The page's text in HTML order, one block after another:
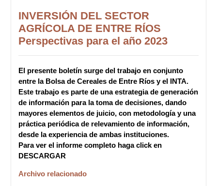
INVERSIÓN DEL SECTOR
AGRÍCOLA DE ENTRE RÍOS
Perspectivas para el año 2023
El presente boletín surge del trabajo en conjunto
entre la Bolsa de Cereales de Entre Ríos y el INTA.
Este trabajo es parte de una estrategia de generación
de información para la toma de decisiones, dando
mayores elementos de juicio, con metodología y una
práctica periódica de relevamiento de información,
desde la experiencia de ambas instituciones.
Para ver el informe completo haga click en
DESCARGAR
Archivo relacionado